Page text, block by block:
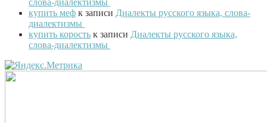
слова-диалектизмы
купить меф к записи Диалекты русского языка, слова-
диалектизмы
купить корость к записи Диалекты русского языка,
слова-диалектизмы